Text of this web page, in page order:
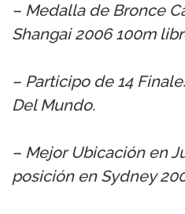
– Medalla de Bronce
Shangai 2006 100m
– Participo de 14
Del Mundo.
– Mejor Ubicación en
posición en Sydney